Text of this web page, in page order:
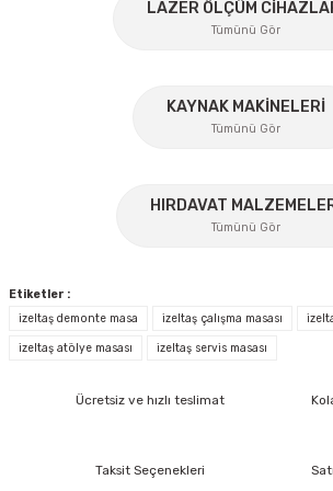
Ürün fiyatı diğer sitelerden daha pahalı.
Gönder
İzeltaş
LAZER ÖLÇÜM
Tümünü Gör
Bosch Ölçme
KAYNAK MAKİNELERİ
Tümünü Gör
HIRDAVAT
Tümünü Gör
Etiketler :
izeltaş demonte masa
izeltaş çalışma masası
izeltaş atölye masası izeltaş servis masası
Ücretsiz ve hızlı teslimat
Taksit Seçenekleri